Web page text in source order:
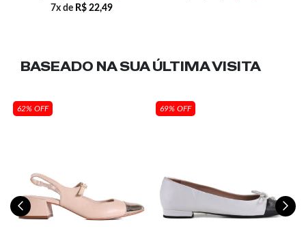
7x de R$ 22,49
BASEADO NA SUAÚLTIMA VISITA
62% OFF 69% OFF